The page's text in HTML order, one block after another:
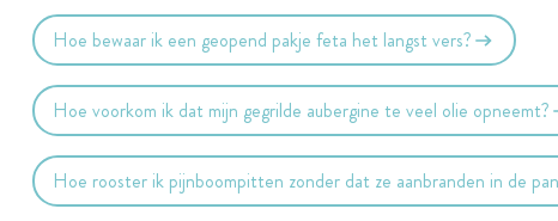
Hoe bewaar ik een geopend pakje feta het langst vers?
Hoe voorkom ik dat mijn gegrilde aubergine te veel olie opneemt?
Hoe rooster ik pijnboompitten zonder dat ze aanbranden in de